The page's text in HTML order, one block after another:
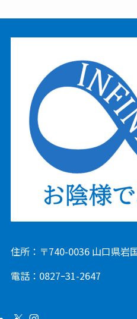
住所：〒740-0036 山口県岩
電話：0827ｰ31-2647